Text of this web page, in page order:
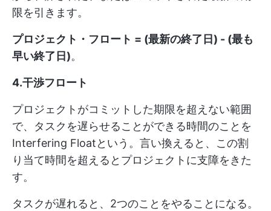
限を引きます。
プロジェクト・フロート = (最新の終了日) - (最も
早い終了日)。
4.干渉フロート
プロジェクトがコミットした期限を超えない範囲
で、タスクを遅らせることができる時間のことを
Interfering Floatという。言い換えると、この割
り当て時間を超えるとプロジェクトに支障をきた
す。
タスクが遅れると、2つのことをやることになる。